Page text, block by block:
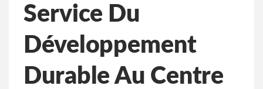
Service Du
Développement
Durable Au Centre